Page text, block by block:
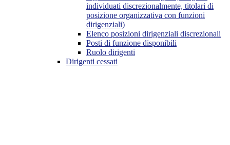
individuati discrezionalmente, titolari di
posizione organizzativa con funzioni
dirigenziali)
Elenco posizioni dirigenziali discrezionali
Posti di funzione disponibili
Ruolo dirigenti
Dirigenti cessati